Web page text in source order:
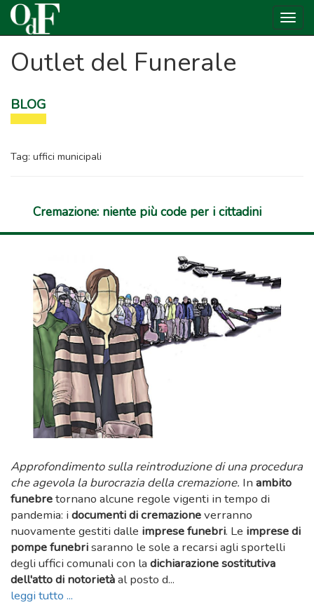
Outlet del Funerale
BLOG
Tag: uffici municipali
Cremazione: niente più code per i cittadini
Approfondimento sulla reintroduzione di una procedura
che agevola la burocrazia della cremazione. In ambito
funebretornano alcune regole vigenti in tempo di
pandemia: i documenti di cremazioneverranno
nuovamente gestiti dalle imprese funebri. Le imprese di
pompe funebrisaranno le sole a recarsi agli sportelli
degli uffici comunali con la dichiarazione sostitutiva
dell'atto di notorietàal posto d...
leggi tutto ...